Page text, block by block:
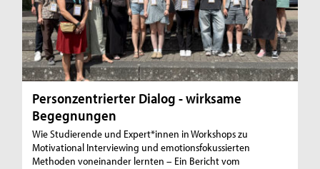
Personzentrierter Dialog - wirksame
Begegnungen
Wie Studierende und Expert*innen in Workshops zu
Motivational Interviewing und emotionsfokussierten
Methoden voneinander lernten – Ein Bericht vom